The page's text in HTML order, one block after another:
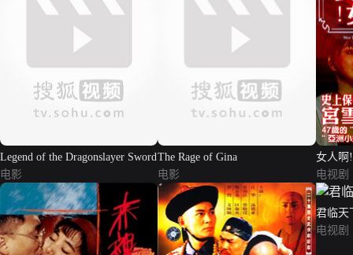
Legend of the Dragonslayer Sword
电影
The Rage of Gina
电影
女人啊
电视剧
君临天
电视剧